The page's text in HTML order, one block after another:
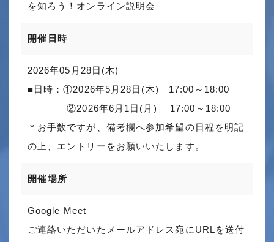
を知ろう！オンライン説明会
開催日時
2026年05月28日(木)
■日時：①2026年5月28日(木) 17:00～18:00
②2026年6月1日(月) 17:00～18:00
＊お手数ですが、備考欄へ参加希望の日程を明記
の上、エントリーをお願いいたします。
開催場所
Google Meet
ご連絡いただいたメールアドレス宛にURLを送付